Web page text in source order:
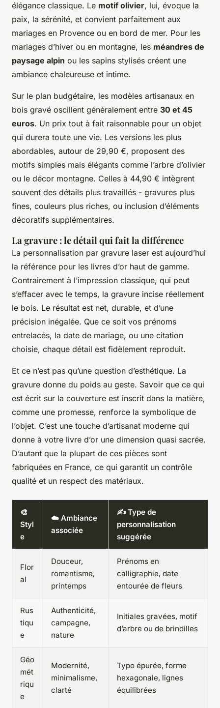
élégance classique. Le motif olivier, lui, évoque la
paix, la sérénité, et convient parfaitement aux
mariages en Provence ou en bord de mer. Pour les
mariages d’hiver ou en montagne, les méandres de
paysage alpin ou les sapins stylisés créent une
ambiance chaleureuse et intime.
Sur le plan budgétaire, les modèles artisanaux en
bois gravé oscillent généralement entre 30 et 45
euros. Un prix tout à fait raisonnable pour un objet
qui durera toute une vie. Les versions les plus
abordables, autour de 29,90 €, proposent des
motifs simples mais élégants comme l’arbre d’olivier
ou le décor montagne. Celles à 44,90 € intègrent
souvent des détails plus travaillés - gravures plus
fines, couleurs plus riches, ou inclusion d’éléments
décoratifs supplémentaires.
La gravure : le détail qui fait la différence
La personnalisation par gravure laser est aujourd’hui
la référence pour les livres d’or haut de gamme.
Contrairement à l’impression classique, qui peut
s’effacer avec le temps, la gravure incise réellement
le bois. Le résultat est net, durable, et d’une
précision inégalée. Que ce soit vos prénoms
entrelacés, la date de mariage, ou une citation
choisie, chaque détail est fidèlement reproduit.
Et ce n’est pas qu’une question d’esthétique. La
gravure donne du poids au geste. Savoir que ce qui
est écrit sur la couverture est inscrit dans la matière,
comme une promesse, renforce la symbolique de
l’objet. C’est une touche d’artisanat moderne qui
donne à votre livre d’or une dimension quasi sacrée.
D’autant que la plupart de ces pièces sont
fabriquées en France, ce qui garantit un contrôle
qualité et un respect des matériaux.
🎨
Styl
e
☁️ Ambiance
associée
✍️ Type de
personnalisation
suggérée
Flor
al
Douceur,
romantisme,
printemps
Prénoms en
calligraphie, date
entourée de fleurs
Rus
tiqu
e
Authenticité,
campagne,
nature
Initiales gravées, motif
d’arbre ou de brindilles
Géo
mét
riqu
e
Modernité,
minimalisme,
clarté
Typo épurée, forme
hexagonale, lignes
équilibrées